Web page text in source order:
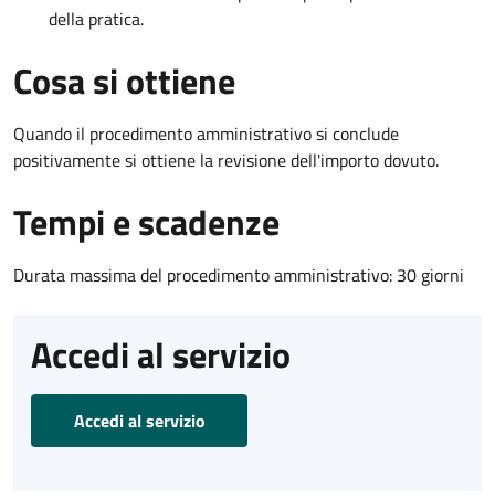
della pratica.
Cosa si ottiene
Quando il procedimento amministrativo si conclude
positivamente si ottiene la revisione dell'importo dovuto.
Tempi e scadenze
Durata massima del procedimento amministrativo: 30 giorni
Accedi al servizio
Accedi al servizio